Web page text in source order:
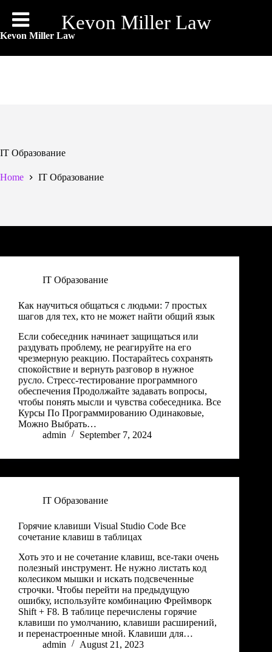
Kevon Miller Law
content
Kevon Miller Law
IT Образование
Home IT Образование
IT Образование
Как научиться общаться с людьми: 7 простых
шагов для тех, кто не может найти общий язык
Если собеседник начинает защищаться или
раздувать проблему, не реагируйте на его
чрезмерную реакцию. Постарайтесь сохранять
спокойствие и вернуть разговор в нужное
русло. Стресс-тестирование программного
обеспечения Продолжайте задавать вопросы,
чтобы понять мысли и чувства собеседника. Все
Курсы По Программированию Одинаковые,
Можно Выбрать…
admin
September 7, 2024
IT Образование
Горячие клавиши Visual Studio Code Все
сочетание клавиш в таблицах
Хоть это и не сочетание клавиш, все-таки очень
полезный инструмент. Не нужно листать код
колесиком мышки и искать подсвеченные
строчки. Чтобы перейти на предыдущую
ошибку, используйте комбинацию Фреймворк
Shift + F8. В таблице перечислены горячие
клавиши по умолчанию, клавиши расширений,
и перенастроенные мной. Клавиши для…
admin
August 21, 2023